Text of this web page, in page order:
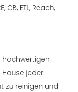
ETL, Reach,
hochwertigen
jeder
zu reinigen und